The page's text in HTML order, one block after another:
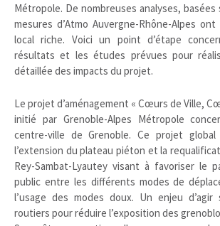
Métropole. De nombreuses analyses,
mesures d’Atmo Auvergne-Rhône-Alpes
local riche. Voici un point d’étape
résultats et les études prévues pour
détaillée des impacts du projet.
Le projet d’aménagement « Cœurs de Ville,
initié par Grenoble-Alpes Métropole
centre-ville de Grenoble. Ce projet
l’extension du plateau piéton et la
Rey-Sambat-Lyautey visant à favoriser le
public entre les différents modes de
l’usage des modes doux. Un enjeu
routiers pour réduire l’exposition des